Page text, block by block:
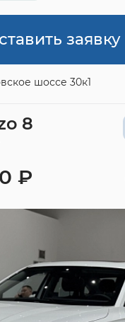
заявку
шоссе 30к1
8
₽